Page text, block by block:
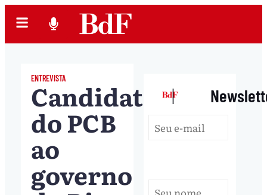
ENTREVISTA
Candidato
do PCB
ao
governo
|